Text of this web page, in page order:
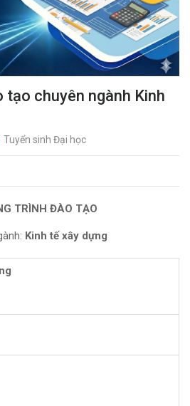
chuyên ngành Kinh
Tuyển sinh Đại học
TRÌNH ĐÀO TẠO
Kinh tế xây dựng